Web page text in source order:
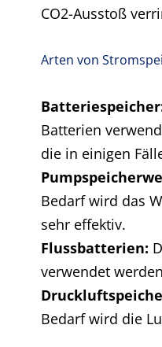
CO2-Ausstoß
Arten von
Batterien
die in einigen
Bedarf wird das
sehr effektiv.
Flussbatterien:
verwendet
Bedarf wird die